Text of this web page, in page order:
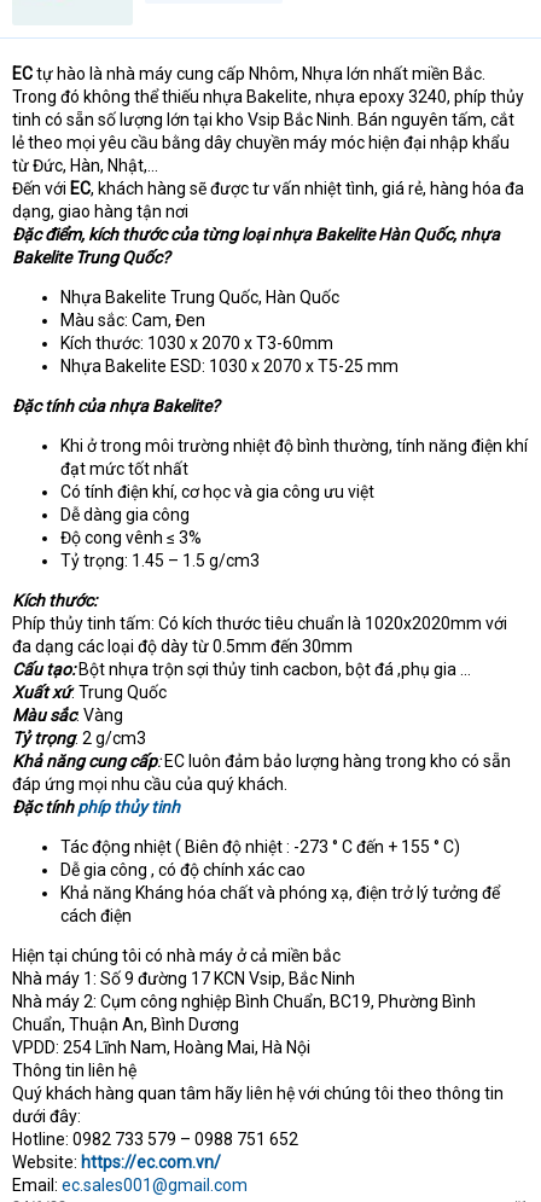
ECtự hào là nhà máy cung cấp Nhôm, Nhựa lớn nhất miền Bắc.
Trong đó không thể thiếu nhựa Bakelite, nhựa epoxy 3240, phíp thủy
tinh có sẵn số lượng lớn tại kho Vsip Bắc Ninh. Bán nguyên tấm, cắt
lẻ theo mọi yêu cầu bằng dây chuyền máy móc hiện đại nhập khẩu
từ Đức, Hàn, Nhật,...
Đến với EC, khách hàng sẽ được tư vấn nhiệt tình, giá rẻ, hàng hóa đa
dạng, giao hàng tận nơi
Đặc điểm, kích thước của từng loại nhựa Bakelite Hàn Quốc, nhựa
Bakelite Trung Quốc?
Nhựa Bakelite Trung Quốc, Hàn Quốc
Màu sắc: Cam, Đen
Kích thước: 1030 x 2070 x T3-60mm
Nhựa Bakelite ESD: 1030 x 2070 x T5-25 mm
Đặc tính của nhựa Bakelite?
Khi ở trong môi trường nhiệt độ bình thường, tính năng điện khí
đạt mức tốt nhất
Có tính điện khí, cơ học và gia công ưu việt
Dễ dàng gia công
Độ cong vênh ≤ 3%
Tỷ trọng: 1.45 – 1.5 g/cm3
Kích thước:
Phíp thủy tinh tấm: Có kích thước tiêu chuẩn là 1020x2020mm với
đa dạng các loại độ dày từ 0.5mm đến 30mm
Cấu tạo:Bột nhựa trộn sợi thủy tinh cacbon, bột đá ,phụ gia …
Xuất xứ: Trung Quốc
Màu sắc: Vàng
Tỷ trọng: 2 g/cm3
Khả năng cung cấp: EC luôn đảm bảo lượng hàng trong kho có sẵn
đáp ứng mọi nhu cầu của quý khách.
Đặc tínhphíp thủy tinh
Tác động nhiệt ( Biên độ nhiệt : -273 ° C đến + 155 ° C)
Dễ gia công , có độ chính xác cao
Khả năng Kháng hóa chất và phóng xạ, điện trở lý tưởng để
cách điện
Hiện tại chúng tôi có nhà máy ở cả miền bắc
Nhà máy 1: Số 9 đường 17 KCN Vsip, Bắc Ninh
Nhà máy 2: Cụm công nghiệp Bình Chuẩn, BC19, Phường Bình
Chuẩn, Thuận An, Bình Dương
VPDD: 254 Lĩnh Nam, Hoàng Mai, Hà Nội
Thông tin liên hệ
Quý khách hàng quan tâm hãy liên hệ với chúng tôi theo thông tin
dưới đây:
Hotline: 0982 733 579 – 0988 751 652
Website: https://ec.com.vn/
Email: ec.sales001@gmail.com